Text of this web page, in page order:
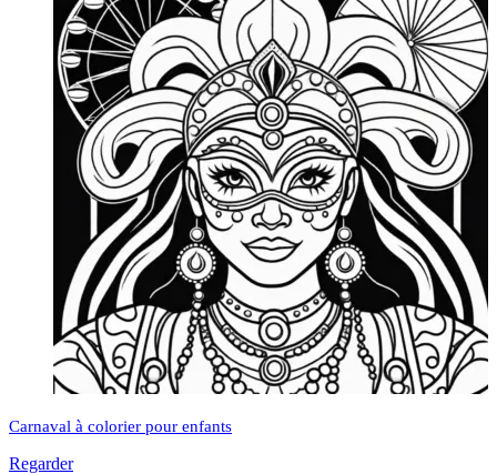
Carnaval à colorier pour enfants
Regarder